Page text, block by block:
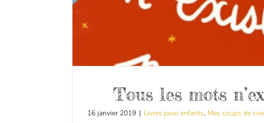
Tous les mots
16 janvier 2019 | Livres pour enfants, Mes coups de